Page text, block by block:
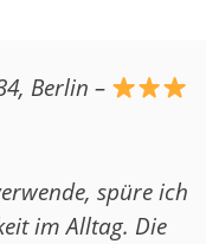
Berlin –
spüre ich
im Alltag. Die